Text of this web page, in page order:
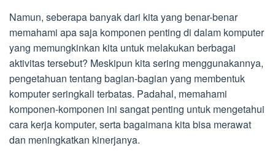
Namun, seberapa banyak dari kita yang benar-benar
memahami apa saja komponen penting di dalam komputer
yang memungkinkan kita untuk melakukan berbagai
aktivitas tersebut? Meskipun kita sering menggunakannya,
pengetahuan tentang bagian-bagian yang membentuk
komputer seringkali terbatas. Padahal, memahami
komponen-komponen ini sangat penting untuk mengetahui
cara kerja komputer, serta bagaimana kita bisa merawat
dan meningkatkan kinerjanya.